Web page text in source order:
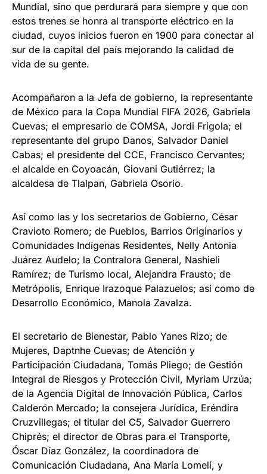
Mundial, sino que perdurará para siempre y que con
estos trenes se honra al transporte eléctrico en la
ciudad, cuyos inicios fueron en 1900 para conectar al
sur de la capital del país mejorando la calidad de
vida de su gente.
Acompañaron a la Jefa de gobierno, la representante
de México para la Copa Mundial FIFA 2026, Gabriela
Cuevas; el empresario de COMSA, Jordi Frigola; el
representante del grupo Danos, Salvador Daniel
Cabas; el presidente del CCE, Francisco Cervantes;
el alcalde en Coyoacán, Giovani Gutiérrez; la
alcaldesa de Tlalpan, Gabriela Osorio.
Así como las y los secretarios de Gobierno, César
Cravioto Romero; de Pueblos, Barrios Originarios y
Comunidades Indígenas Residentes, Nelly Antonia
Juárez Audelo; la Contralora General, Nashieli
Ramírez; de Turismo local, Alejandra Frausto; de
Metrópolis, Enrique Irazoque Palazuelos; así como de
Desarrollo Económico, Manola Zavalza.
El secretario de Bienestar, Pablo Yanes Rizo; de
Mujeres, Daptnhe Cuevas; de Atención y
Participación Ciudadana, Tomás Pliego; de Gestión
Integral de Riesgos y Protección Civil, Myriam Urzúa;
de la Agencia Digital de Innovación Pública, Carlos
Calderón Mercado; la consejera Jurídica, Eréndira
Cruzvillegas; el titular del C5, Salvador Guerrero
Chiprés; el director de Obras para el Transporte,
Óscar Díaz González, la coordinadora de
Comunicación Ciudadana, Ana María Lomelí, y